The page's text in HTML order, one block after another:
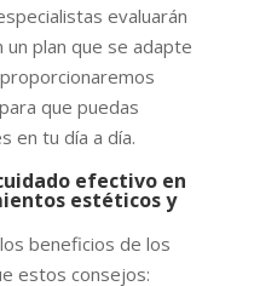
evaluarán
plan que se adapte
que puedas
en tu día a día.
efectivo en
estéticos y
beneficios de los
estos consejos: